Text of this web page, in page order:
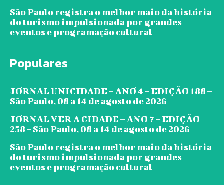
São Paulo registra o melhor maio da história
do turismo impulsionada por grandes
eventos e programação cultural
Populares
JORNAL UNICIDADE – ANO 4 – EDIÇÃO 188 –
São Paulo, 08 a 14 de agosto de 2026
JORNAL VER A CIDADE – ANO 7 – EDIÇÃO
258 – São Paulo, 08 a 14 de agosto de 2026
São Paulo registra o melhor maio da história
do turismo impulsionada por grandes
eventos e programação cultural